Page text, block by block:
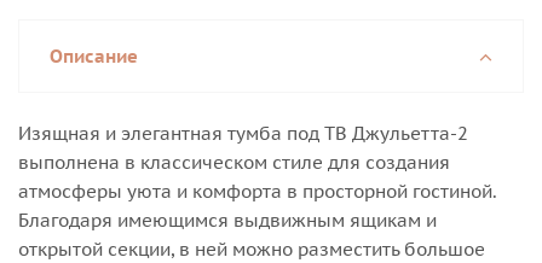
Описание
Изящная и элегантная тумба под ТВ Джульетта-2
выполнена в классическом стиле для создания
атмосферы уюта и комфорта в просторной гостиной.
Благодаря имеющимся выдвижным ящикам и
открытой секции, в ней можно разместить большое